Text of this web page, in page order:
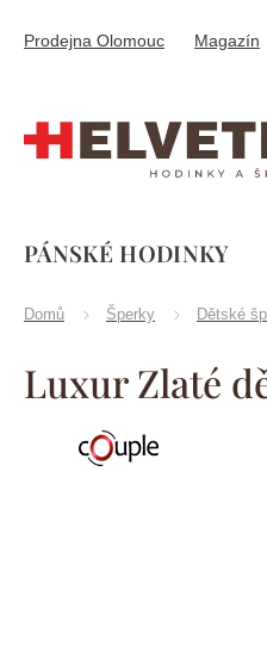
obsah
Prodejna Olomouc Magazín
PÁNSKÉ HODINKY
Domů Šperky Dětské
Luxur Zlaté
Značka:Couple